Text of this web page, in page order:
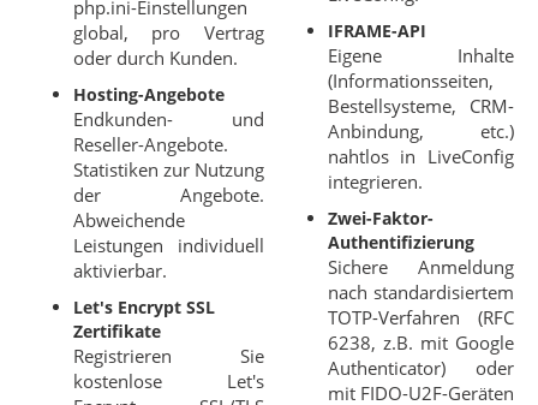
php.ini-Einstellungen
global, pro Vertrag
oder durch Kunden.
Hosting-Angebote
Endkunden- und
Reseller-Angebote.
Statistiken zur Nutzung
der Angebote.
Abweichende
Leistungen individuell
aktivierbar.
Let's Encrypt SSL
Zertifikate
Registrieren Sie
kostenlose Let's
IFRAME-API
Eigene Inhalte
(Informationsseiten,
Bestellsysteme, CRM-
Anbindung, etc.)
nahtlos in LiveConfig
integrieren.
Zwei-Faktor-
Authentifizierung
Sichere Anmeldung
nach standardisiertem
TOTP-Verfahren (RFC
6238, z.B. mit Google
Authenticator) oder
mit FIDO-U2F-Geräten